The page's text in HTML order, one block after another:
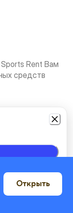
Rent Вам
средств
Открыть